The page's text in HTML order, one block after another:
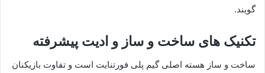
گویند.
تکنیک های ساخت و ساز و ادیت پیشرفته
ساخت و ساز هسته اصلی گیم پلی فورتنایت است و تفاوت بازیکنان